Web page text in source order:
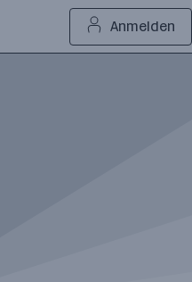
Anmelden